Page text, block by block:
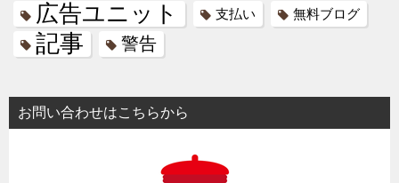
広告ユニット 支払い 無料ブログ
記事 警告
お問い合わせはこちらから